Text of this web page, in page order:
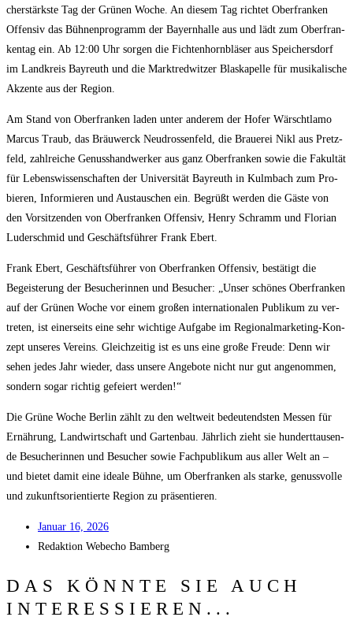
cher­stärks­te Tag der Grü­nen Woche. An die­sem Tag rich­tet Ober­fran­ken
Offen­siv das Büh­nen­pro­gramm der Bay­ern­hal­le aus und lädt zum Ober­fran­
ken­tag ein. Ab 12:00 Uhr sor­gen die Fich­ten­horn­blä­ser aus Spei­chers­dorf
im Land­kreis Bay­reuth und die Markt­red­wit­zer Blas­ka­pel­le für musi­ka­li­sche
Akzen­te aus der Region.
Am Stand von Ober­fran­ken laden unter ande­rem der Hofer Wärscht­la­mo
Mar­cus Traub, das Bräuwerck Neu­dros­sen­feld, die Braue­rei Nikl aus Pretz­
feld, zahl­rei­che Genuss­hand­wer­ker aus ganz Ober­fran­ken sowie die Fakul­tät
für Lebens­wis­sen­schaf­ten der Uni­ver­si­tät Bay­reuth in Kulm­bach zum Pro­
bie­ren, Infor­mie­ren und Aus­tau­schen ein. Begrüßt wer­den die Gäs­te von
den Vor­sit­zen­den von Ober­fran­ken Offen­siv, Hen­ry Schramm und Flo­ri­an
Luder­schmid und Geschäfts­füh­rer Frank Ebert.
Frank Ebert, Geschäfts­füh­rer von Ober­fran­ken Offen­siv, bestä­tigt die
Begeis­te­rung der Besu­che­rin­nen und Besu­cher: „Unser schö­nes Ober­fran­ken
auf der Grü­nen Woche vor einem gro­ßen inter­na­tio­na­len Publi­kum zu ver­
tre­ten, ist einer­seits eine sehr wich­ti­ge Auf­ga­be im Regio­nal­mar­ke­ting-Kon­
zept unse­res Ver­eins. Gleich­zei­tig ist es uns eine gro­ße Freu­de: Denn wir
sehen jedes Jahr wie­der, dass unse­re Ange­bo­te nicht nur gut ange­nom­men,
son­dern sogar rich­tig gefei­ert werden!“
Die Grü­ne Woche Ber­lin zählt zu den welt­weit bedeu­tends­ten Mes­sen für
Ernäh­rung, Land­wirt­schaft und Gar­ten­bau. Jähr­lich zieht sie hun­dert­tau­sen­
de Besu­che­rin­nen und Besu­cher sowie Fach­pu­bli­kum aus aller Welt an –
und bie­tet damit eine idea­le Büh­ne, um Ober­fran­ken als star­ke, genuss­vol­le
und zukunfts­ori­en­tier­te Regi­on zu präsentieren.
Janu­ar 16, 2026
Redak­ti­on Web­echo Bamberg
DAS KÖNNTE SIE AUCH
INTERESSIEREN...